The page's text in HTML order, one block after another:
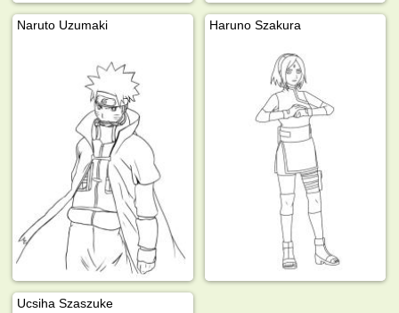
Naruto Uzumaki Haruno Szakura
Ucsiha Szaszuke